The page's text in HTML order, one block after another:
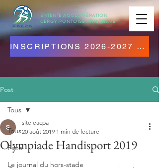
ENTENTE AGGLOMÉRATION
CERGY-PONTOISEATHLÉTISME
INSCRIPTIONS 2026-2027 OUVERTES ! CLIQUEZ ICI !
Post
Tous
Piste
Le journal du hors-stade
Tous
Olympiade Handisport 2019
site eacpa
20 août 2019 1 min de lecture